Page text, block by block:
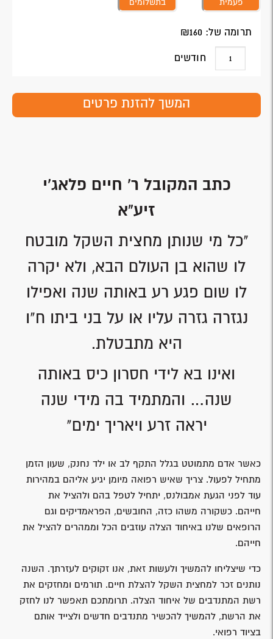
תרומה של: ₪ 160
חודשים
המשך להזנת פרטים
כתב המקובל ר' חיים פלאג'י
זיע"א
"כל מי שנותן מחצית השקל מובטח
לו שהוא בן העולם הבא, ולא יקרה
לו שום פגע רע באותה שנה ואפילו
נגזרה גזרה עליו או על בני ביתו ח"ו
היא מתבטלת.
ואינו בא לידי חסרון כיס באותה
שנה… והמתמיד בה מידי שנה
יראה זרע ויאריך ימים"
כאשר אדם מתמוטט בגלל התקף לב או ילד נחנק, שעון הזמן
מתחיל לפעול. צריך שאיש רפואה מיומן יגיע אליהם במהירות
עוד לפני הגעת אמבולנס, יתחיל לטפל בהם ולהציל את
חייהם. כשקורה משהו כזה, החובשים, הפראמדיקים וגם
הרופאים שלנו באיחוד הצלה עוזבים הכל וממהרים להציל את
חייהם.
כדי שיצליחו להמשיך ולעשות זאת, אנו זקוקים לעזרתך. השנה
נותנים זכר למחצית השקל להצלת חיים. תורמים ומחזקים את
רשת המתנדבים של איחוד הצלה. תרומתכם תאפשר לנו לחזק
את הרשת, להמשיך להכשיר מתנדבים חדשים ולצייד אותם
בציוד רפואי.